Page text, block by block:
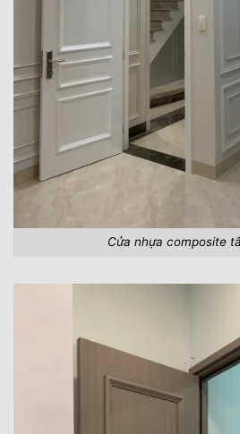
Cửa nhựa composite